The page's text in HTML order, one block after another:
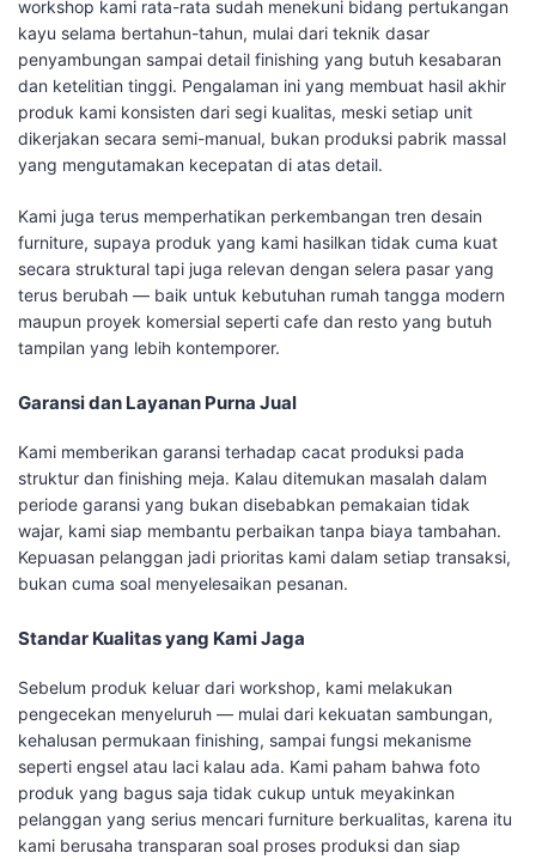
workshop kami rata-rata sudah menekuni bidang pertukangan
kayu selama bertahun-tahun, mulai dari teknik dasar
penyambungan sampai detail finishing yang butuh kesabaran
dan ketelitian tinggi. Pengalaman ini yang membuat hasil akhir
produk kami konsisten dari segi kualitas, meski setiap unit
dikerjakan secara semi-manual, bukan produksi pabrik massal
yang mengutamakan kecepatan di atas detail.
Kami juga terus memperhatikan perkembangan tren desain
furniture, supaya produk yang kami hasilkan tidak cuma kuat
secara struktural tapi juga relevan dengan selera pasar yang
terus berubah — baik untuk kebutuhan rumah tangga modern
maupun proyek komersial seperti cafe dan resto yang butuh
tampilan yang lebih kontemporer.
Garansi dan Layanan Purna Jual
Kami memberikan garansi terhadap cacat produksi pada
struktur dan finishing meja. Kalau ditemukan masalah dalam
periode garansi yang bukan disebabkan pemakaian tidak
wajar, kami siap membantu perbaikan tanpa biaya tambahan.
Kepuasan pelanggan jadi prioritas kami dalam setiap transaksi,
bukan cuma soal menyelesaikan pesanan.
Standar Kualitas yang Kami Jaga
Sebelum produk keluar dari workshop, kami melakukan
pengecekan menyeluruh — mulai dari kekuatan sambungan,
kehalusan permukaan finishing, sampai fungsi mekanisme
seperti engsel atau laci kalau ada. Kami paham bahwa foto
produk yang bagus saja tidak cukup untuk meyakinkan
pelanggan yang serius mencari furniture berkualitas, karena itu
kami berusaha transparan soal proses produksi dan siap